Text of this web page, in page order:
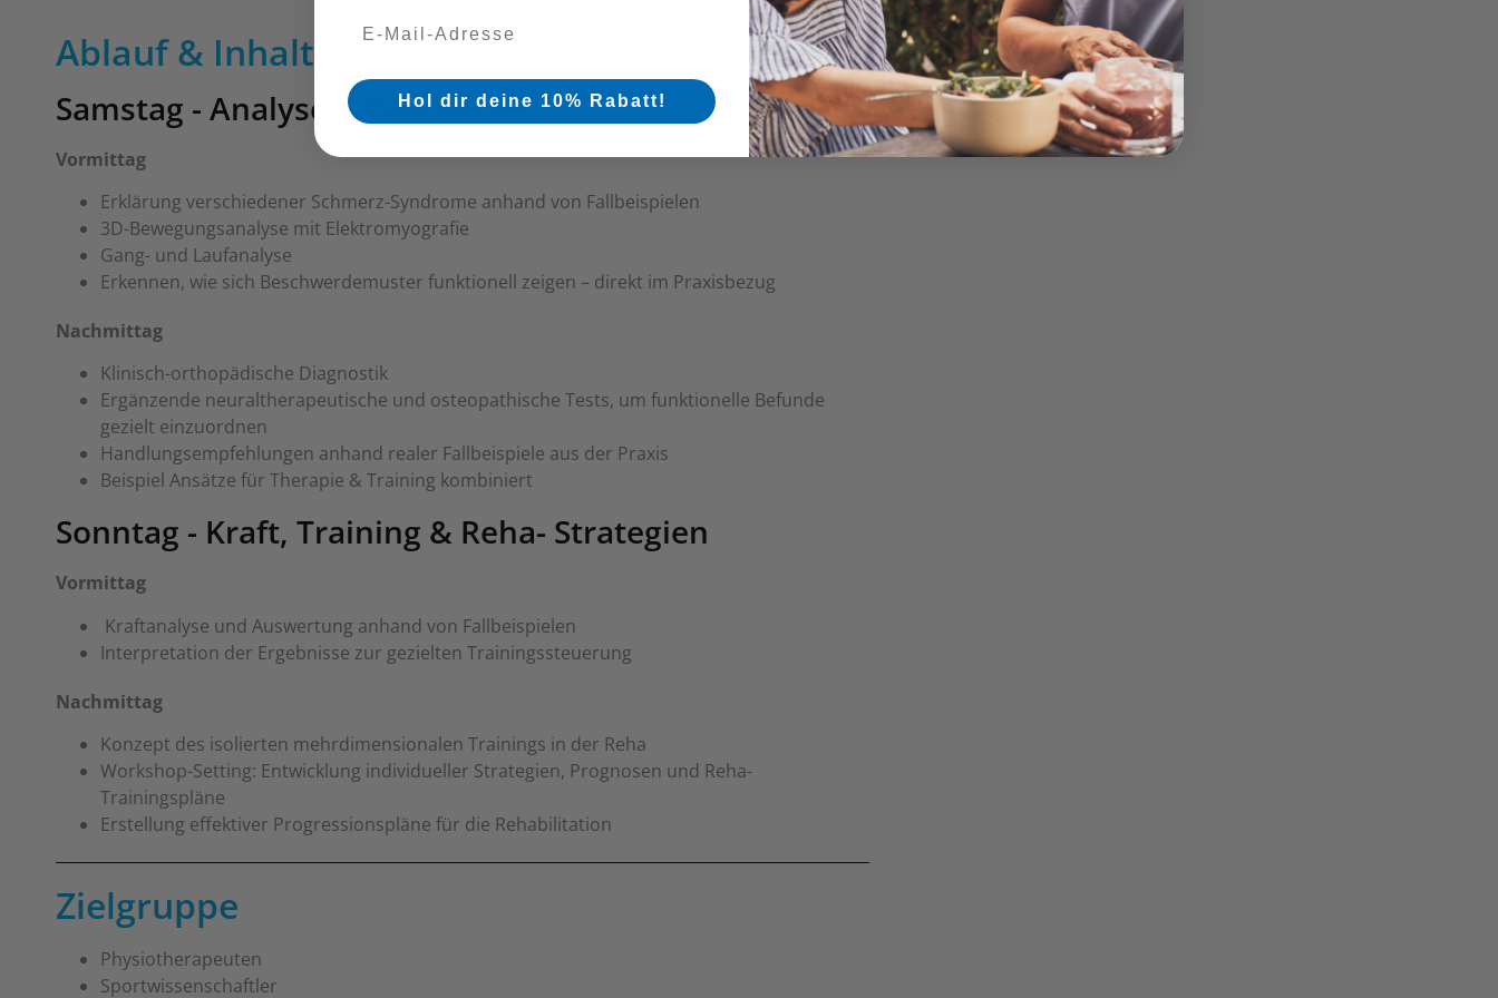
Ablauf & Inhalte:
Samstag - Analyse & Diagnostik
Vormittag
Erklärung verschiedener Schmerz-Syndrome anhand von Fallbeispielen
3D-Bewegungsanalyse mit Elektromyografie
Gang- und Laufanalyse
Erkennen, wie sich Beschwerdemuster funktionell zeigen – direkt im Praxisbezug
Nachmittag
Klinisch-orthopädische Diagnostik
Ergänzende neuraltherapeutische und osteopathische Tests, um funktionelle Befunde
gezielt einzuordnen
Handlungsempfehlungen anhand realer Fallbeispiele aus der Praxis
Beispiel Ansätze für Therapie & Training kombiniert
Sonntag - Kraft, Training & Reha- Strategien
Vormittag
Kraftanalyse und Auswertung anhand von Fallbeispielen
Interpretation der Ergebnisse zur gezielten Trainingssteuerung
Nachmittag
Konzept des isolierten mehrdimensionalen Trainings in der Reha
Workshop-Setting: Entwicklung individueller Strategien, Prognosen und Reha-
Trainingspläne
Erstellung effektiver Progressionspläne für die Rehabilitation
Zielgruppe
Physiotherapeuten
Sportwissenschaftler
Hol dir deine 10% Rabatt!